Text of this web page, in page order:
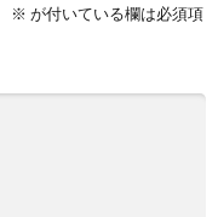
※ が付いている欄は必須項